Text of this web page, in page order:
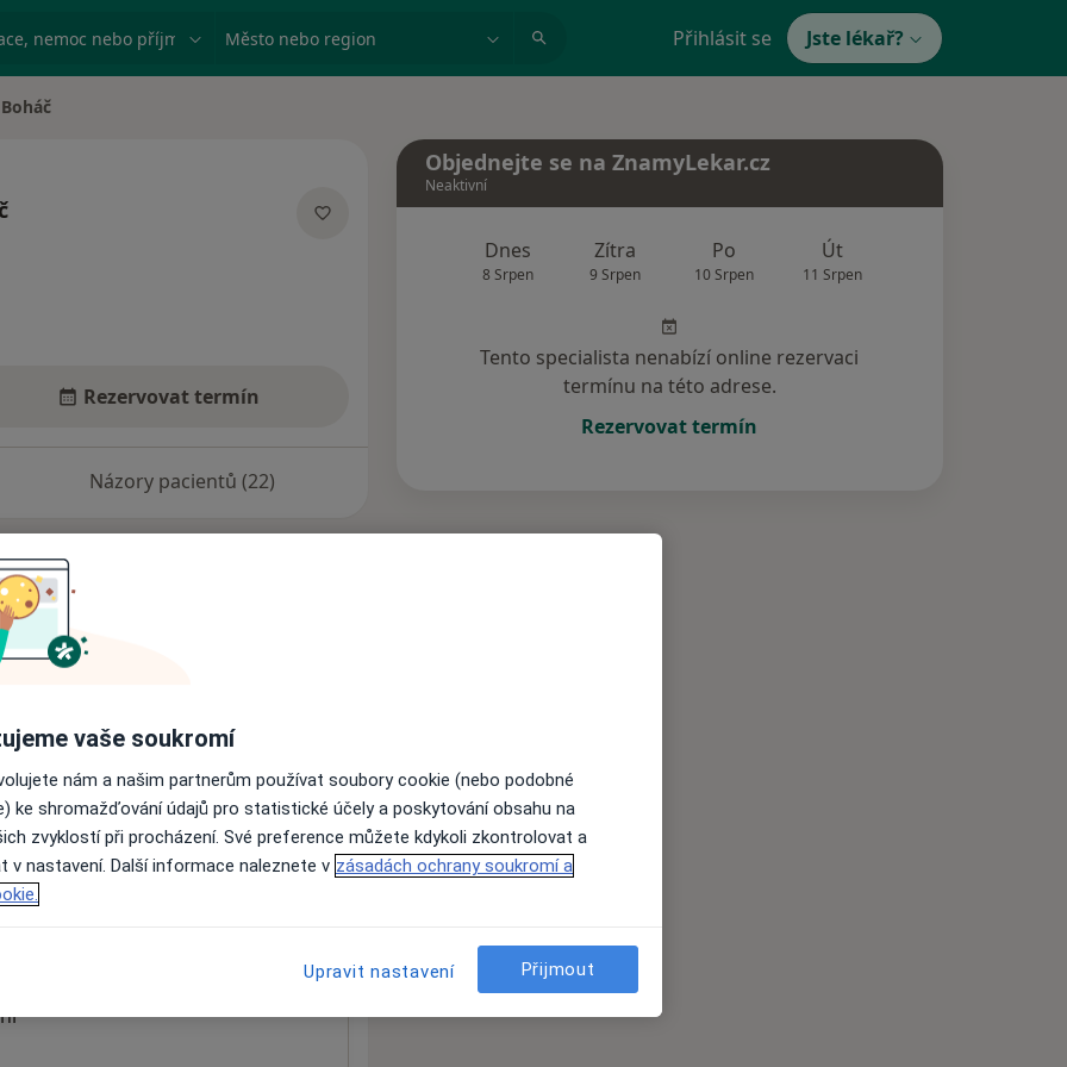
nemoc nebo příjmení Město nebo region Přihlásit se Jste lékař?
Rezervovat termín
Názory pacientů (22)
nejsou k dispozici
informace o svých službách.
Objednejte se na ZnamyLekar.cz
Neaktivní
Dnes
8 Srpen
Zítra
9 Srpen
Po
10 Srpen
Út
11 Srpen
Tento specialista nenabízí online rezervaci
termínu na této adrese.
Rezervovat termín
vaše soukromí
nám a našim partnerům používat soubory cookie (nebo podobné
ke shromažďování údajů pro statistické účely a poskytování obsahu na
zvyklostí při procházení. Své preference můžete kdykoli zkontrolovat a
v nastavení. Další informace naleznete v zásadách ochrany soukromí a
Upravit nastavení Přijmout